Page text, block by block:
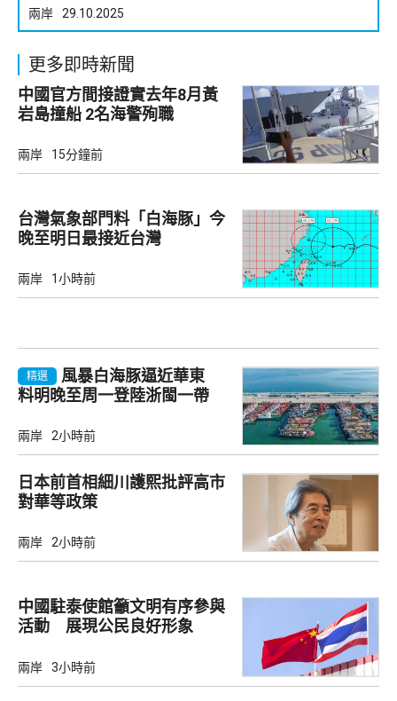
兩岸 29.10.2025
更多即時新聞
中國官方間接證實去年8月黃
岩島撞船 2名海警殉職
兩岸 15分鐘前
台灣氣象部門料「白海豚」今
晚至明日最接近台灣
兩岸 1小時前
精選
風暴白海豚逼近華東
料明晚至周一登陸浙閩一帶
兩岸 2小時前
日本前首相細川護熙批評高市
對華等政策
兩岸 2小時前
中國駐泰使館籲文明有序參與
活動 展現公民良好形象
兩岸 3小時前